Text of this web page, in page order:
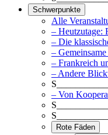
Schwerpunkte
Alle
– Heutzutage:
– Die
–
– Frankreich
– Andere
– Von
Rote Fäden